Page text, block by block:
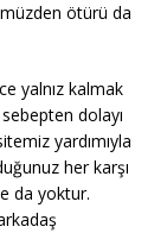
ötürü da
yalnız kalmak
dolayı
yardımıyla
her karşı
da yoktur.